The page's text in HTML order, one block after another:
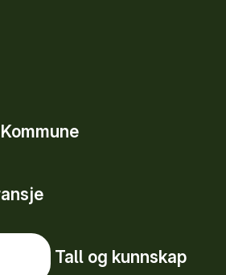
Kommune
Tall og kunnskap